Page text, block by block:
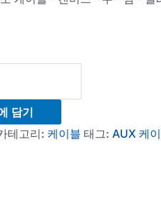
담기
테고리: 케이블 태그: AUX 케